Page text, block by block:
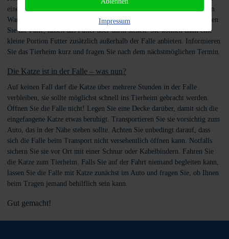
einen Blick darauf zu werfen. Nach Ablauf der von Ihnen vorgesehenen
Wartezeit (denken Sie an die Öffnungszeiten des Tierheims!) entschärfen
Sie die Falle, lassen das Futter aber darin stehen. Sie können dann eine
kleine Portion Futter zusätzlich außerhalb der Falle anbieten. Informieren
Sie das Tierheim kurz und fragen Sie nach dem nächstmöglichen Termin.
Die Katze ist in der Falle – was nun?
Auf keinen Fall darf die Katze über mehrere Stunden in der Falle
verbleiben, sie sollte möglichst schnell ins Tierheim gebracht werden.
Öffnen Sie die Falle nicht! Legen Sie eine Decke darüber, damit sich die
eingefangene Katze etwas beruhigt. Transportieren Sie sie vorsichtig zum
Auto, das in der Nähe stehen sollte. Achten Sie unbedingt darauf, dass
sich die Falle beim Transport nicht versehentlich öffnen kann. Notfalls
sichern Sie sie vor Ort mit einer Schnur oder Kabelbindern. Fahren Sie
die Katze zum Tierheim. Falls Sie auf der Fahrt niemand begleiten kann,
lassen Sie die Falle mit Katze zunächst im Auto und fragen Sie, ob Ihnen
beim Tragen jemand behilflich sein kann.
Gut gemacht!
Impressum